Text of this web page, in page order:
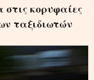
κορυφαίες
ταξιδιωτών